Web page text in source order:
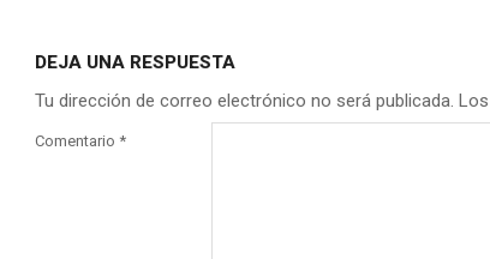
DEJA UNA RESPUESTA
Tu dirección de correo electrónico no será publicada.
Comentario *